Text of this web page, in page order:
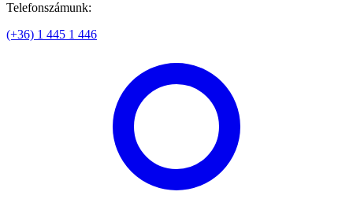
Telefonszámunk:
(+36) 1 445 1 446